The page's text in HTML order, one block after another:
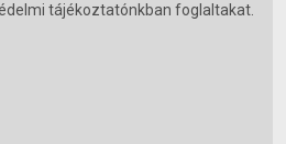
tájékoztatónkban foglaltakat.